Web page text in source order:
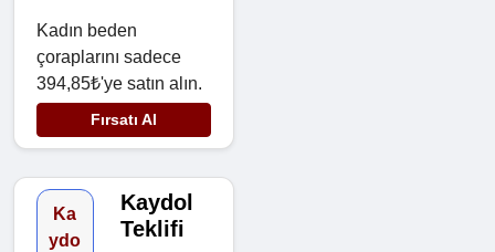
Kadın beden
çoraplarını sadece
394,85₺'ye satın alın.
Fırsatı Al
Ka
ydo
Kaydol
Teklifi